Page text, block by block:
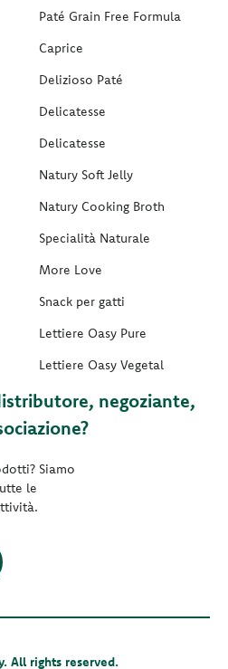
Paté Grain Free Formula
Caprice
Delizioso Paté
Delicatesse
Delicatesse
Natury Soft Jelly
Natury Cooking Broth
Specialità Naturale
More Love
Snack per gatti
Lettiere Oasy Pure
Lettiere Oasy Vegetal
negoziante,
Siamo
le
All rights reserved.